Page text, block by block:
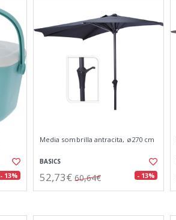
- 13%
Media sombrilla antracita, ø270 cm
BASICS
52,73€ 60,64€ - 13%